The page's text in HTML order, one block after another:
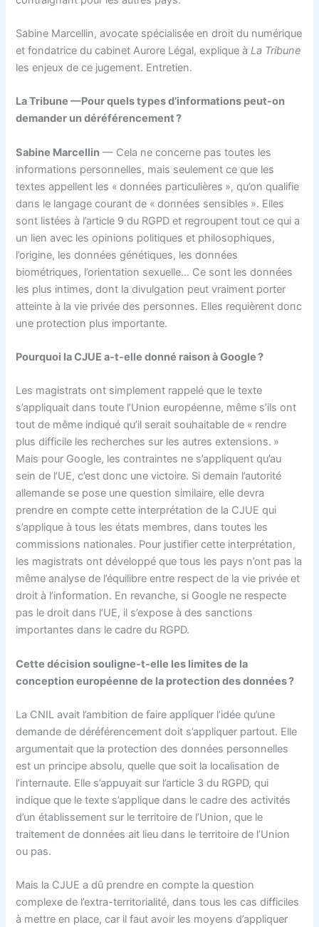
Sabine Marcellin, avocate spécialisée en droit du numérique
et fondatrice du cabinet Aurore Légal, explique àLa Tribune
les enjeux de ce jugement. Entretien.
La Tribune —Pour quels types d’informations peut-on
demander un déréférencement ?
Sabine Marcellin — Cela ne concerne pas toutes les
informations personnelles, mais seulement ce que les
textes appellent les « données particulières », qu’on qualifie
dans le langage courant de « données sensibles ». Elles
sont listées à l’article 9 du RGPD et regroupent tout ce qui a
un lien avec les opinions politiques et philosophiques,
l’origine, les données génétiques, les données
biométriques, l’orientation sexuelle… Ce sont les données
les plus intimes, dont la divulgation peut vraiment porter
atteinte à la vie privée des personnes. Elles requièrent donc
une protection plus importante.
Pourquoi la CJUE a-t-elle donné raison à Google ?
Les magistrats ont simplement rappelé que le texte
s’appliquait dans toute l’Union européenne, même s’ils ont
tout de même indiqué qu’il serait souhaitable de « rendre
plus difficile les recherches sur les autres extensions. »
Mais pour Google, les contraintes ne s’appliquent qu’au
sein de l’UE, c’est donc une victoire. Si demain l’autorité
allemande se pose une question similaire, elle devra
prendre en compte cette interprétation de la CJUE qui
s’applique à tous les états membres, dans toutes les
commissions nationales. Pour justifier cette interprétation,
les magistrats ont développé que tous les pays n’ont pas la
même analyse de l’équilibre entre respect de la vie privée et
droit à l’information. En revanche, si Google ne respecte
pas le droit dans l’UE, il s’expose à des sanctions
importantes dans le cadre du RGPD.
Cette décision souligne-t-elle les limites de la
conception européenne de la protection des données ?
La CNIL avait l’ambition de faire appliquer l’idée qu’une
demande de déréférencement doit s’appliquer partout. Elle
argumentait que la protection des données personnelles
est un principe absolu, quelle que soit la localisation de
l’internaute. Elle s’appuyait sur l’article 3 du RGPD, qui
indique que le texte s’applique dans le cadre des activités
d’un établissement sur le territoire de l’Union, que le
traitement de données ait lieu dans le territoire de l’Union
ou pas.
Mais la CJUE a dû prendre en compte la question
complexe de l’extra-territorialité, dans tous les cas difficiles
à mettre en place, car il faut avoir les moyens d’appliquer